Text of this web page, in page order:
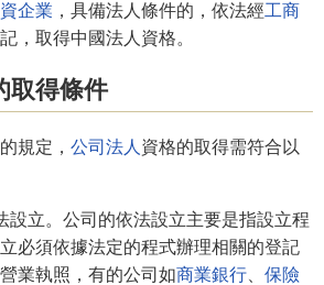
企業 ，具備法人條件的，依法經工商
，取得中國法人資格。
取得條件
的規定， 公司法人 資格的取得需符合以
設立。公司的依法設立主要是指設立程
必須依據法定的程式辦理相關的登記
業執照，有的公司如商業銀行
保險